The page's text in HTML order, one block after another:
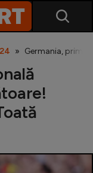
Germania, prima